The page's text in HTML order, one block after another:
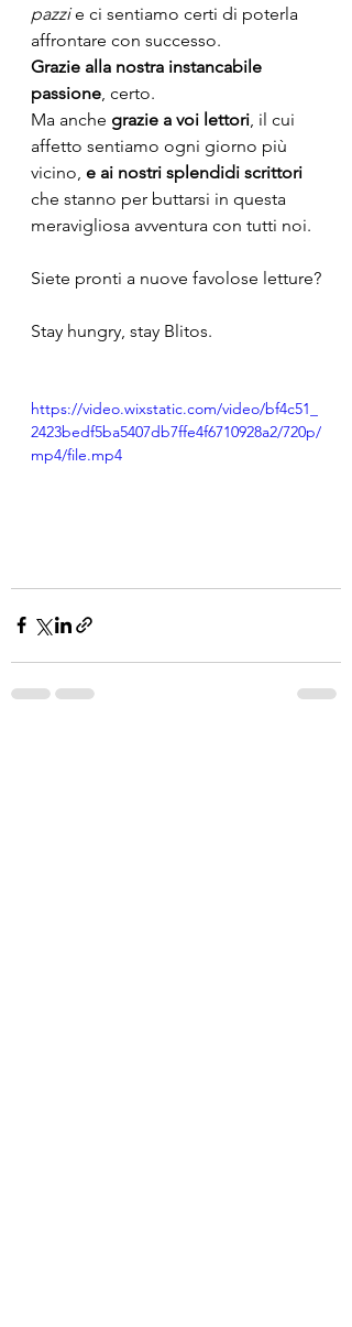
pazzi e ci sentiamo certi di poterla
affrontare con successo.
Grazie alla nostra instancabile
passione, certo.
Ma anche grazie a voi lettori, il cui
affetto sentiamo ogni giorno più
vicino, e ai nostri splendidi scrittori
che stanno per buttarsi in questa
meravigliosa avventura con tutti noi.
Siete pronti a nuove favolose letture?
Stay hungry, stay Blitos.
https://video.wixstatic.com/video/bf4c51_
2423bedf5ba5407db7ffe4f6710928a2/720p/
mp4/file.mp4